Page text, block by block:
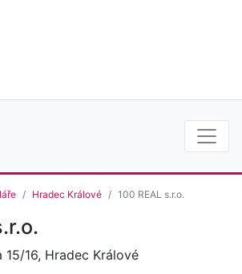
Hradec Králové 100 REAL s.r.o.
15/16, Hradec Králové